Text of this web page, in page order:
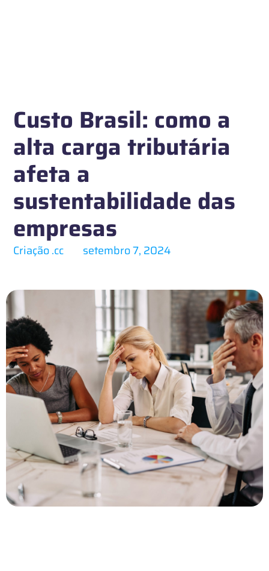
Custo Brasil: como a
alta carga tributária
afeta a
sustentabilidade das
empresas
Criação .cc setembro 7, 2024